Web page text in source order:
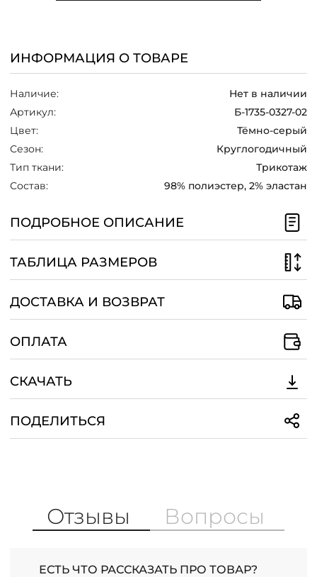
MANAGER@DSTREND.RU
ЗАКАЗАТЬ ЗВОНОК
ИНФОРМАЦИЯ О ТОВАРЕ
Наличие:
Нет в наличии
Артикул:
Б-1735-0327-02
Цвет:
Тёмно-серый
Сезон:
Круглогодичный
Тип ткани:
Трикотаж
Состав:
98% полиэстер, 2% эластан
ПОДРОБНОЕ ОПИСАНИЕ
ТАБЛИЦА РАЗМЕРОВ
ДОСТАВКА И ВОЗВРАТ
ОПЛАТА
СКАЧАТЬ
ПОДЕЛИТЬСЯ
Отзывы Вопросы
ЕСТЬ ЧТО РАССКАЗАТЬ ПРО ТОВАР?